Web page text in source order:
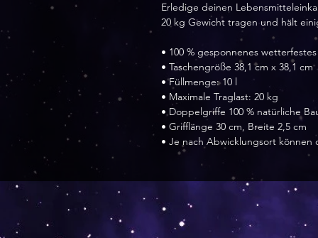
Erledige deinen
20 kg Gewicht tragen und hält
• 100 % gesponnenes
• Taschengröße 38,1 cm x 38,1 cm
• Füllmenge: 10 l
• Maximale Traglast: 20 kg
• Doppelgriffe 100 % natürliche
• Grifflänge 30 cm, Breite 2,5 cm
• Je nach Abwicklungsort können